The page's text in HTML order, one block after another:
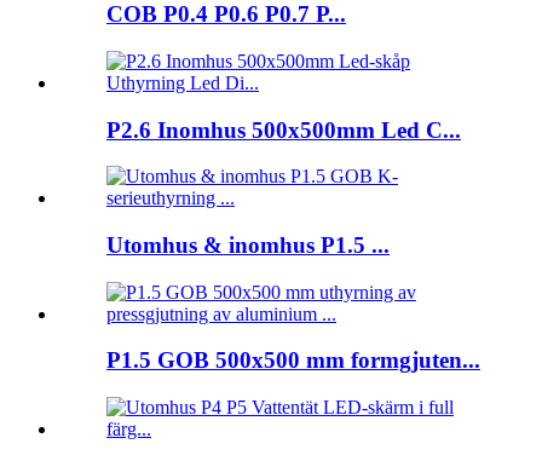
COB P0.4 P0.6 P0.7 P...
P2.6 Inomhus 500x500mm Led C...
Utomhus & inomhus P1.5 ...
P1.5 GOB 500x500 mm formgjuten...